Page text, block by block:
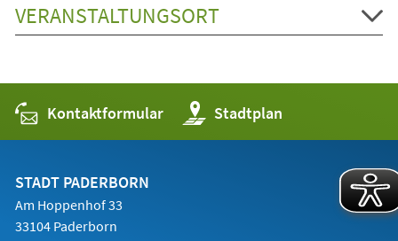
VERANSTALTUNGSORT
Kontaktformular Stadtplan
(Öffnet
in
einem
STADT PADERBORN
Am Hoppenhof 33
33104 Paderborn